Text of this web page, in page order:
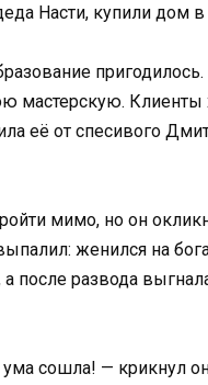
Насти, купили дом
мастерскую.
её от спесивого
мимо, но он
женился на
после развода
сошла! — крикнул